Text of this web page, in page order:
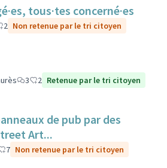
tous·tes concerné·es
2 Non retenue par le tri citoyen
3 2 Retenue par le tri citoyen
de pub par des
Art...
7 Non retenue par le tri citoyen